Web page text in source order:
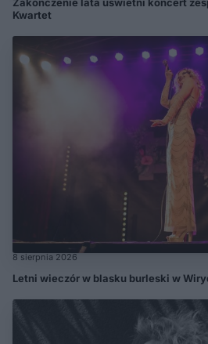
Kwartet
8 sierpnia 2026
Letni wieczór w blasku burleski w